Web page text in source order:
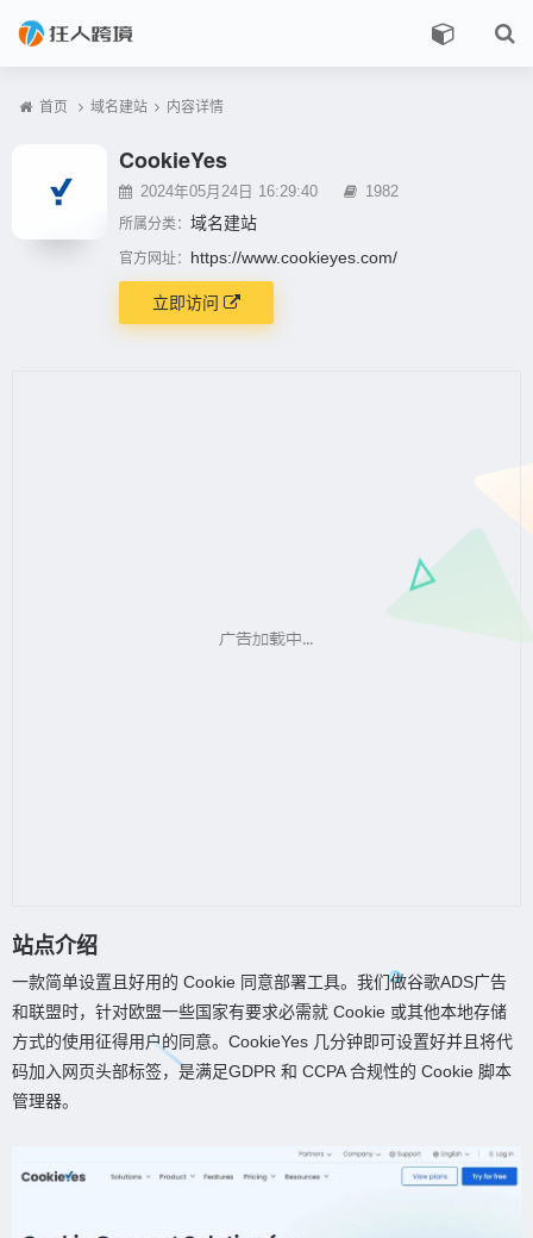
首页 域名建站 内容详情
CookieYes
2024年05月24日 16:29:40
1982
所属分类： 域名建站
官方网址： https://www.cookieyes.com/
立即访问
站点介绍
一款简单设置且好用的 Cookie 同意部署工具。我们做谷歌ADS广告
和联盟时，针对欧盟一些国家有要求必需就 Cookie 或其他本地存储
方式的使用征得用户的同意。CookieYes 几分钟即可设置好并且将代
码加入网页头部标签，是满足GDPR 和 CCPA 合规性的 Cookie 脚本
管理器。